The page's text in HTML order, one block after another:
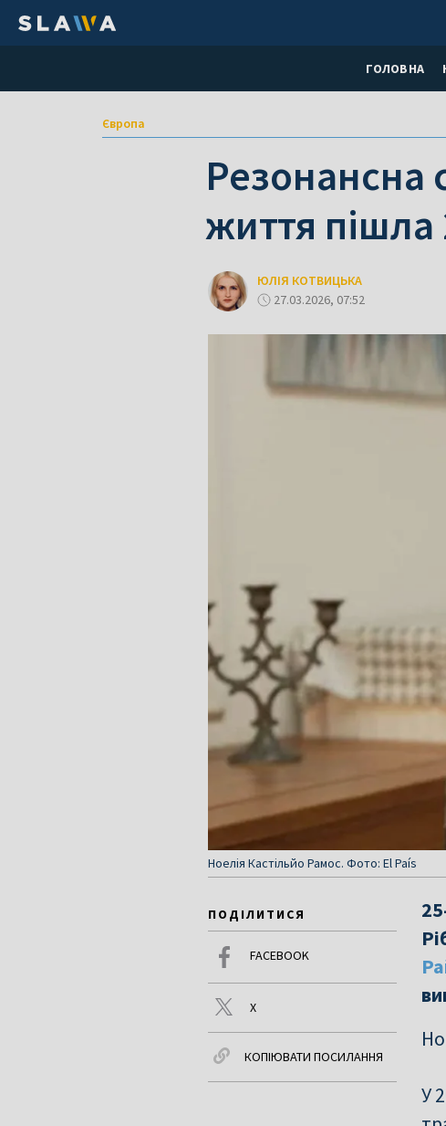
ГОЛОВНА
Європа
Резонансна
життя пішла
ЮЛІЯ КОТВИЦЬКА
27.03.2026, 07:52
Ноелія Кастільйо Рамос. Фото: El País
ПОДІЛИТИСЯ
FACEBOOK
X
КОПІЮВАТИ ПОСИЛАННЯ
У